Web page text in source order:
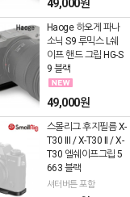
49,000원
Haoge 하오게 파나
소닉 S9 루믹스 L쉐
이프 핸드 그립 HG-S
9 블랙
49,000원
스몰리그 후지필름 X-
T30 III / X-T30 II / X-
T30 엘쉐이프그립 5
663 블랙
셔터버튼 포함